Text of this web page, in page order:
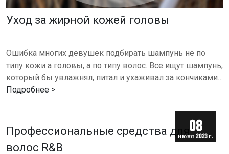
Уход за жирной кожей головы
Ошибка многих девушек подбирать шампунь не по
типу кожи а головы, а по типу волос. Все ищут шампунь,
который бы увлажнял, питал и ухаживал за кончиками
волос, но это просто не входит в его задачи. Шампунь…
Подробнее >
08
июня 2023 г.
Профессиональные средства для
волос R&B